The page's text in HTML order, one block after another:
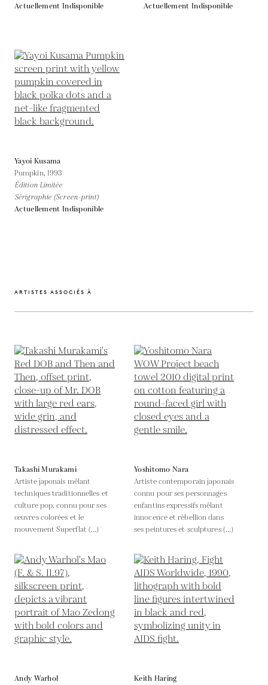
Actuellement Indisponible
Actuellement Indisponible
Yayoi Kusama
Pumpkin, 1993
Édition Limitée
Sérigraphie (Screen-print)
Actuellement Indisponible
ARTISTES ASSOCIÉS À
Takashi Murakami
Artiste japonais mêlant
techniques traditionnelles et
culture pop, connu pour ses
œuvres colorées et le
mouvement Superflat (...)
Yoshitomo Nara
Artiste contemporain japonais
connu pour ses personnages
enfantins expressifs mêlant
innocence et rébellion dans
ses peintures et sculptures (...)
Andy Warhol
Keith Haring